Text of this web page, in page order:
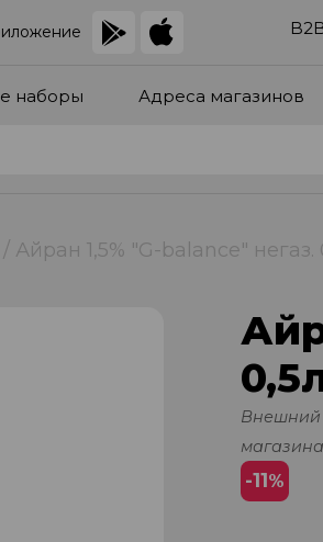
наборы Адреса магазинов
Айран 1,5% "G-balance" негаз.
Внешний
-11%